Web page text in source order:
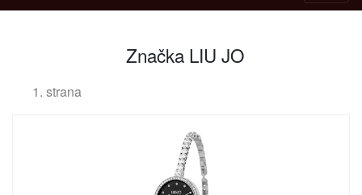
Značka LIU JO
1. strana